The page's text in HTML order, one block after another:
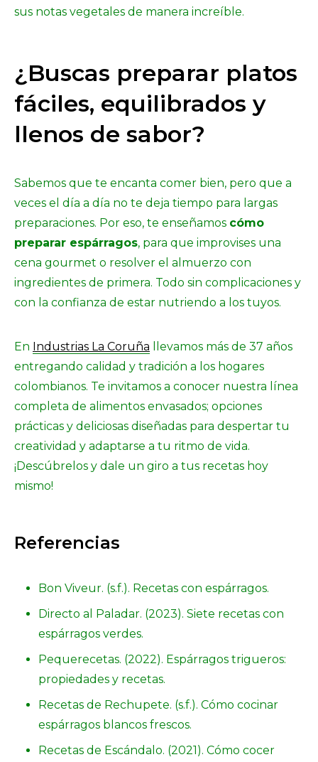
sus notas vegetales de manera increíble.
¿Buscas preparar platos
fáciles, equilibrados y
llenos de sabor?
Sabemos que te encanta comer bien, pero que a
veces el día a día no te deja tiempo para largas
preparaciones. Por eso, te enseñamos cómo
preparar espárragos, para que improvises una
cena gourmet o resolver el almuerzo con
ingredientes de primera. Todo sin complicaciones y
con la confianza de estar nutriendo a los tuyos.
En Industrias La Coruña llevamos más de 37 años
entregando calidad y tradición a los hogares
colombianos. Te invitamos a conocer nuestra línea
completa de alimentos envasados; opciones
prácticas y deliciosas diseñadas para despertar tu
creatividad y adaptarse a tu ritmo de vida.
¡Descúbrelos y dale un giro a tus recetas hoy
mismo!
Referencias
Bon Viveur. (s.f.). Recetas con espárragos.
Directo al Paladar. (2023). Siete recetas con
espárragos verdes.
Pequerecetas. (2022). Espárragos trigueros:
propiedades y recetas.
Recetas de Rechupete. (s.f.). Cómo cocinar
espárragos blancos frescos.
Recetas de Escándalo. (2021). Cómo cocer